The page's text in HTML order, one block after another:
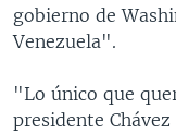
gobierno de
Venezuela".
"Lo único que
presidente